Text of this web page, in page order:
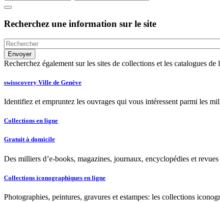
Recherchez une information sur le site
Recherchez également sur les sites de collections et les catalogues
swisscovery Ville de Genève
Identifiez et empruntez les ouvrages qui vous intéressent parmi les
Collections en ligne
Gratuit à domicile
Des milliers d’e-books, magazines, journaux, encyclopédies et
Collections iconographiques en ligne
Photographies, peintures, gravures et estampes: les collections